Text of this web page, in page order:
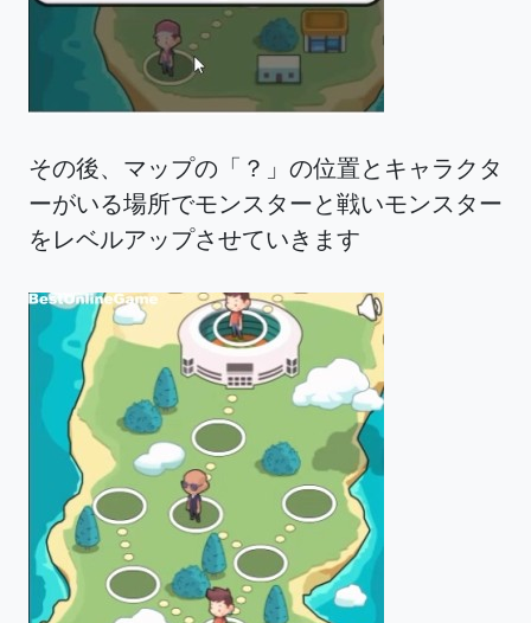
その後、マップの「？」の位置とキャラクタ
ーがいる場所でモンスターと戦いモンスター
をレベルアップさせていきます